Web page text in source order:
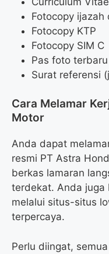
Fotocopy ijazah
Fotocopy KTP
Fotocopy SIM C
Pas foto terbaru
Surat referensi
Cara Melamar
Motor
Anda dapat
resmi PT Astra
berkas lamaran
terdekat. Anda juga
melalui situs-situs
terpercaya.
Perlu diingat,